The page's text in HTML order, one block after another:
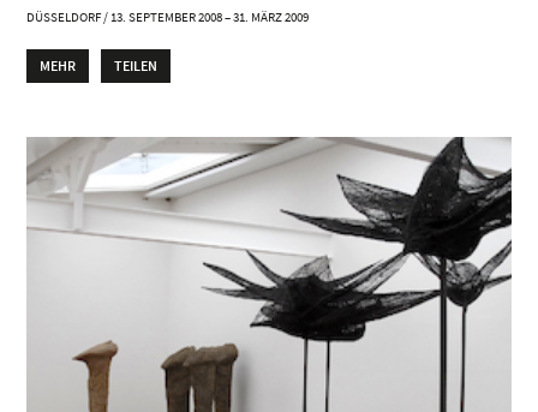
DÜSSELDORF / 13. SEPTEMBER 2008 – 31. MÄRZ 2009
MEHR TEILEN